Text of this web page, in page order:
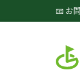
📧 お